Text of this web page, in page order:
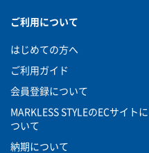
ご利用について
はじめての方へ
ご利用ガイド
会員登録について
MARKLESS STYLEのECサイトに
ついて
納期について